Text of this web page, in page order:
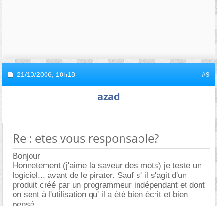
21/10/2006, 18h18 #9
azad
Re : etes vous responsable?
Bonjour
Honnetement (j'aime la saveur des mots) je teste un
logiciel... avant de le pirater. Sauf s' il s'agit d'un
produit créé par un programmeur indépendant et dont
on sent à l'utilisation qu' il a été bien écrit et bien